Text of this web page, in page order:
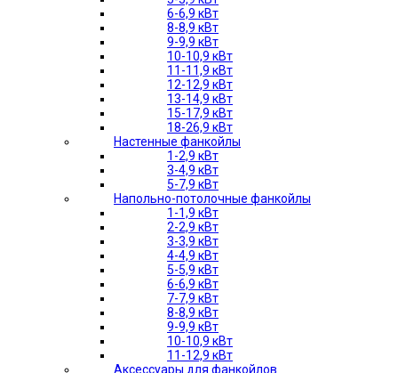
6-6,9 кВт
8-8,9 кВт
9-9,9 кВт
10-10,9 кВт
11-11,9 кВт
12-12,9 кВт
13-14,9 кВт
15-17,9 кВт
18-26,9 кВт
Настенные фанкойлы
1-2,9 кВт
3-4,9 кВт
5-7,9 кВт
Напольно-потолочные фанкойлы
1-1,9 кВт
2-2,9 кВт
3-3,9 кВт
4-4,9 кВт
5-5,9 кВт
6-6,9 кВт
7-7,9 кВт
8-8,9 кВт
9-9,9 кВт
10-10,9 кВт
11-12,9 кВт
Аксессуары для фанкойлов